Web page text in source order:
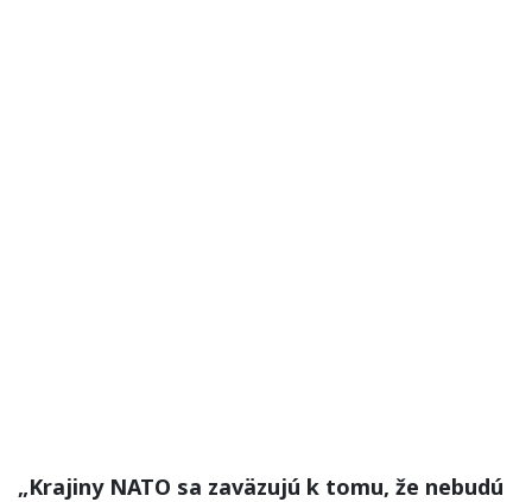
„Krajiny NATO sa zaväzujú k tomu, že nebudú